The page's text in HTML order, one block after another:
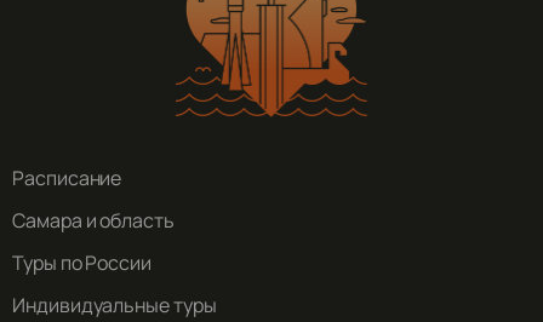
Расписание
Самара и область
Туры по России
Индивидуальные туры